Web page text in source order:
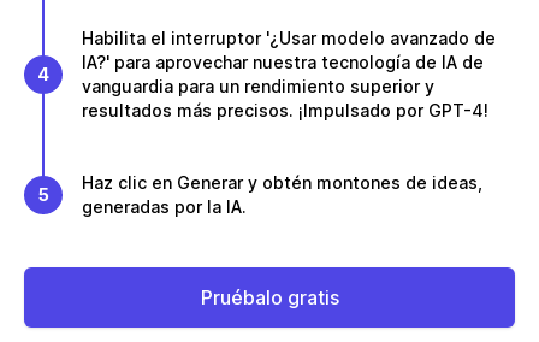
4
Habilita el interruptor '¿Usar modelo avanzado de
IA?' para aprovechar nuestra tecnología de IA de
vanguardia para un rendimiento superior y
resultados más precisos. ¡Impulsado por GPT-4!
5
Haz clic en Generar y obtén montones de ideas,
generadas por la IA.
Pruébalo gratis